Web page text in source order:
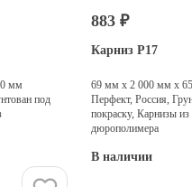
мм
под
883 ₽
Карниз P17
69 мм х 2 000 мм х
Перфект, Россия,
покраску, Карнизы из
дюрополимера
В наличии